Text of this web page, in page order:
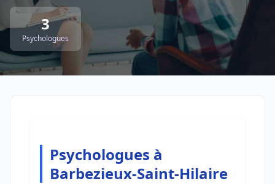
3
Psychologues
Psychologues à
Barbezieux-Saint-Hilaire